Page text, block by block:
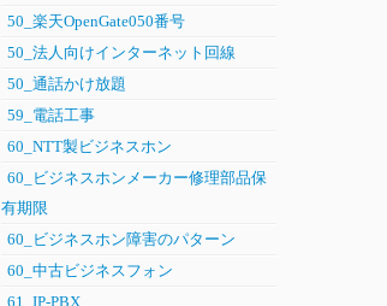
50_楽天OpenGate050番号
50_法人向けインターネット回線
50_通話かけ放題
59_電話工事
60_NTT製ビジネスホン
60_ビジネスホンメーカー修理部品保
有期限
60_ビジネスホン障害のパターン
60_中古ビジネスフォン
61_IP-PBX